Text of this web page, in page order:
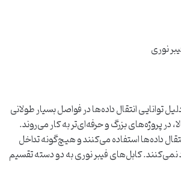
توانایی انتقال داده‌ها در فواصل بسیار طولانی
در پروژه‌های بزرگ و حرفه‌ای‌تر به کار می‌روند.
داده‌ها استفاده می‌کنند و هیچ‌گونه تداخل
نمی‌کنند. کابل‌های فیبر نوری به دو دسته تقسیم